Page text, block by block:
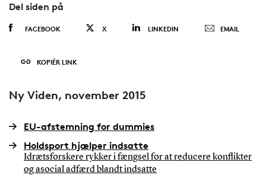
Del siden på
FACEBOOK X LINKEDIN EMAIL
KOPIÉR LINK
Ny Viden, november 2015
EU-afstemning for dummies
Holdsport hjælper indsatte
Idrætsforskere rykker i fængsel for at reducere konflikter
og asocial adfærd blandt indsatte